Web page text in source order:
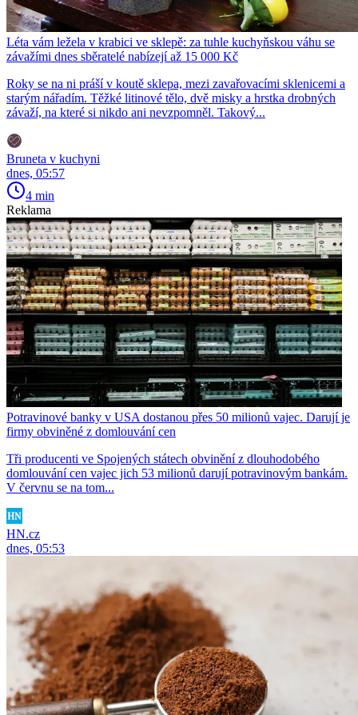
Léta vám ležela v krabici ve sklepě: za tuhle kuchyňskou váhu se
závažími dnes sběratelé nabízejí až 15 000 Kč
Roky se na ni práší v koutě sklepa, mezi zavařovacími sklenicemi a
starým nářadím. Těžké litinové tělo, dvě misky a hrstka drobných
závaží, na které si nikdo ani nevzpomněl. Takový...
Bruneta v kuchyni
dnes, 05:57
4 min
Reklama
Potravinové banky v USA dostanou přes 50 milionů vajec. Darují je
firmy obviněné z domlouvání cen
Tři producenti ve Spojených státech obvinění z dlouhodobého
domlouvání cen vajec jich 53 milionů darují potravinovým bankám.
V červnu se na tom...
HN.cz
dnes, 05:53